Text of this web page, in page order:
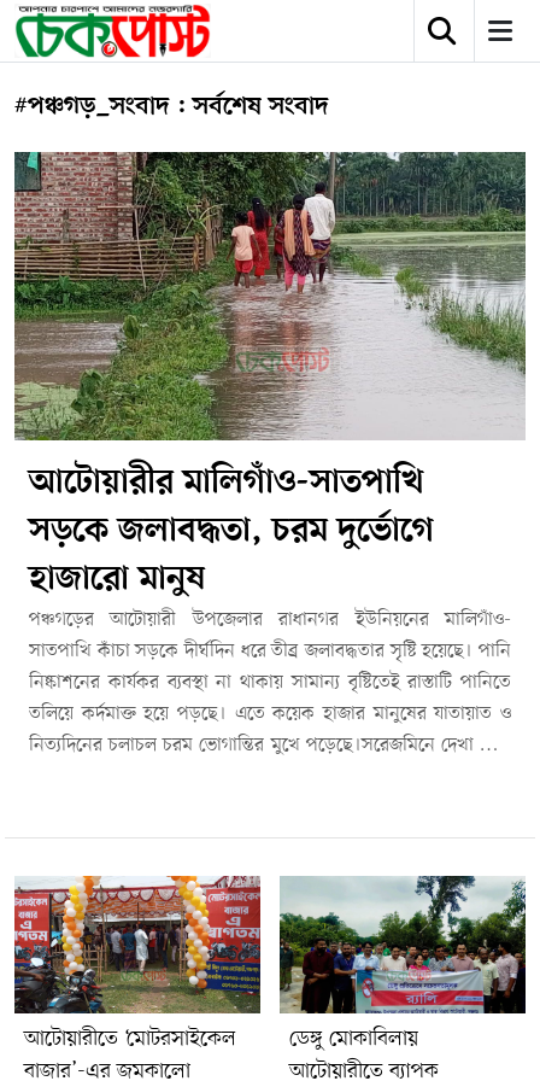
#পঞ্চগড়_সংবাদ : সর্বশেষ সংবাদ
আটোয়ারীর মালিগাঁও-সাতপাখি
সড়কে জলাবদ্ধতা, চরম দুর্ভোগে
হাজারো মানুষ
পঞ্চগড়ের আটোয়ারী উপজেলার রাধানগর ইউনিয়নের মালিগাঁও-
সাতপাখি কাঁচা সড়কে দীর্ঘদিন ধরে তীব্র জলাবদ্ধতার সৃষ্টি হয়েছে। পানি
নিষ্কাশনের কার্যকর ব্যবস্থা না থাকায় সামান্য বৃষ্টিতেই রাস্তাটি পানিতে
তলিয়ে কর্দমাক্ত হয়ে পড়ছে। এতে কয়েক হাজার মানুষের যাতায়াত ও
নিত্যদিনের চলাচল চরম ভোগান্তির মুখে পড়েছে।সরেজমিনে দেখা যায়,
রাস্তা আর কোথায় গর্ত—তা বোঝাও কঠিন হয়ে পড়েছে।প্রতিদিন এই
সড়ক দিয়ে স্কুল-কলেজের শিক্ষার্থী, কৃষক, চাকরিজীবীসহ শত শত মানুষ
চলাচল করেন। বর্তমানে রাস্তাটির বেহাল অবস্থার কারণে পায়ে হেঁটে
চলাচলও কষ্টকর হয়ে উঠেছে। বিশেষ করে শিশু, বৃদ্ধ ও গর্ভবতী নারীদের
দুর্ভোগ সবচেয়ে বেশি।স্থানীয় বাসিন্দাদের অভিযোগ, দীর্ঘদিন ধরে
সড়কটির কোনো সংস্কার হয়নি। পাশাপাশি পানি নিষ্কাশনের জন্য
প্রয়োজনীয় ড্রেনেজ ব্যবস্থা বা কালভার্ট না থাকায় সামান্য বৃষ্টিতেই
জলাবদ্ধতা তৈরি হয়। এতে ভ্যান, ইজিবাইক ও মোটরসাইকেল চলাচলে
আটোয়ারীতে ‘মোটরসাইকেল
বাজার’-এর জমকালো
ডেঙ্গু মোকাবিলায়
আটোয়ারীতে ব্যাপক